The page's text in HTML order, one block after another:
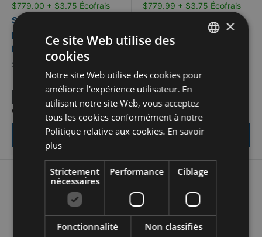
$779.00 + $3.75 Écofrais
Sonos Enceinte sans fil
pour systèmes multi-
pièces Five Noir
SONOS
disponible.
Vérifier la disponibilité
$779.99 + $3.75 Écofrais
Sonos Enceinte sans fil
pour systèmes multi-
pièces Five Blanc
En savoir plus
Vérifier la disponibilité
ENGLISH
×
Ce site Web utilise des
cookies
Notre site Web utilise des cookies pour
améliorer l'expérience utilisateur. En
utilisant notre site Web, vous acceptez
tous les cookies conformément à notre
Politique relative aux cookies. En savoir
plus
Strictement
nécessaires
Performance Ciblage
Fonctionnalité Non classifiés